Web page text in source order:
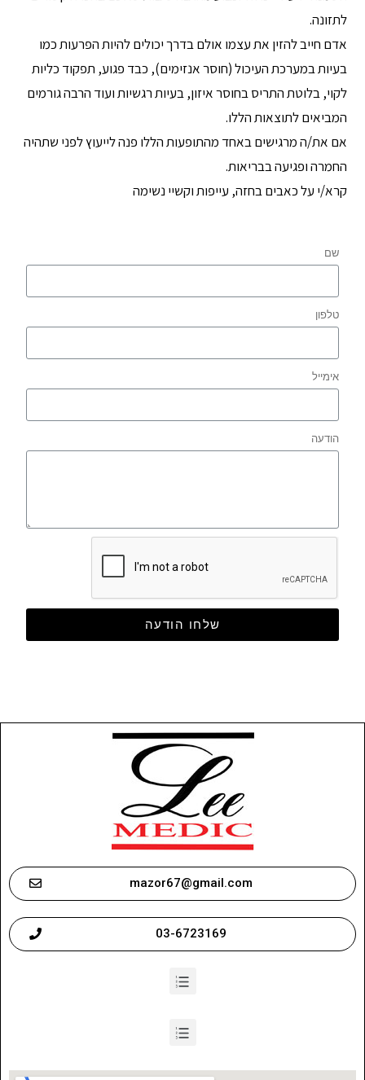
לתזונה.
אדם חייב להזין את עצמו אולם בדרך יכולים להיות הפרעות כמו
בעיות במערכת העיכול (חוסר אנזימים), כבד פגוע, תפקוד כליות
לקוי, בלוטת התריס בחוסר איזון, בעיות רגשיות ועוד הרבה גורמים
המביאים לתוצאות הללו.
אם את/ה מרגישים באחד מהתופעות הללו פנה לייעוץ לפני שתהיה
החמרה ופגיעה בבריאות.
קרא/י על כאבים בחזה, עייפות וקשיי נשימה
שם
טלפון
אימייל
הודעה
שלחו הודעה
mazor67@gmail.com
03-6723169